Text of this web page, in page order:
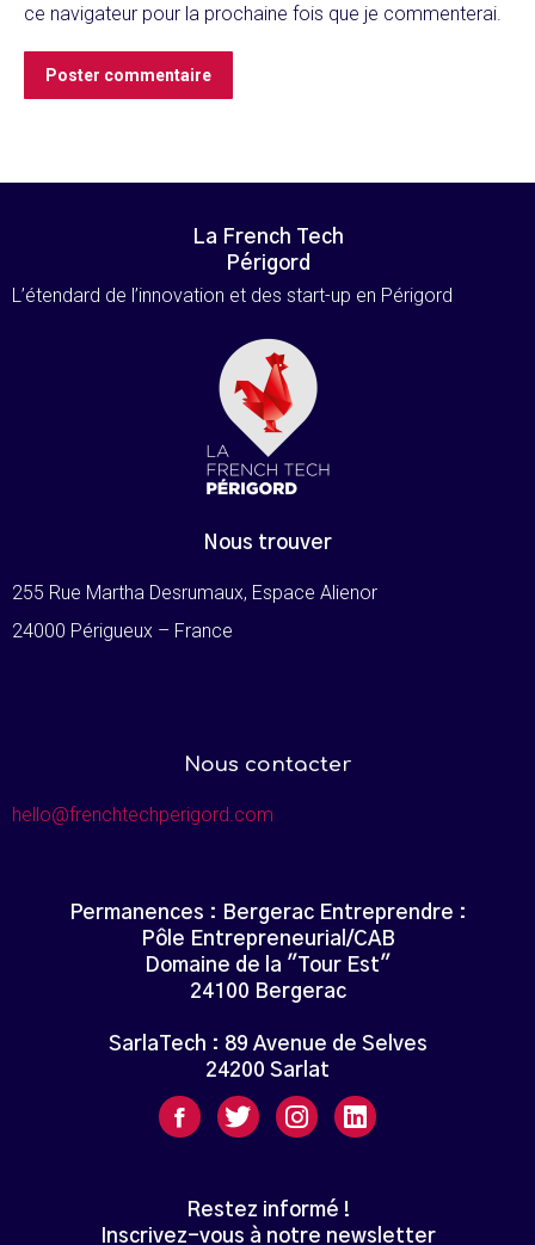
ce navigateur pour la prochaine fois que je commenterai.
Poster commentaire
La French Tech
Périgord
L’étendard de l’innovation et des start-up en Périgord
Nous trouver
255 Rue Martha Desrumaux, Espace Alienor
24000 Périgueux – France
Nous contacter
hello@frenchtechperigord.com
Permanences : Bergerac Entreprendre :
Pôle Entrepreneurial/CAB
Domaine de la "Tour Est"
24100 Bergerac
SarlaTech : 89 Avenue de Selves
24200 Sarlat
Restez informé !
Inscrivez-vous à notre newsletter